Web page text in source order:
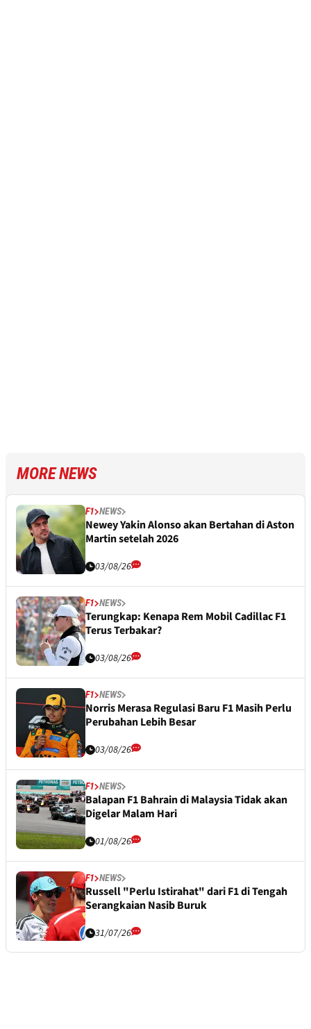
MORE NEWS
F1 NEWS
Newey Yakin Alonso akan Bertahan di Aston
Martin setelah 2026
03/08/26
F1 NEWS
Terungkap: Kenapa Rem Mobil Cadillac F1
Terus Terbakar?
03/08/26
F1 NEWS
Norris Merasa Regulasi Baru F1 Masih Perlu
Perubahan Lebih Besar
03/08/26
F1 NEWS
Balapan F1 Bahrain di Malaysia Tidak akan
Digelar Malam Hari
01/08/26
F1 NEWS
Russell "Perlu Istirahat" dari F1 di Tengah
Serangkaian Nasib Buruk
31/07/26